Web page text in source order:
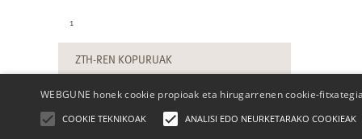
1
ZTH-REN KOPURUAK
WEBGUNE honek cookie propioak eta hirugarrenen cookie-
COOKIE TEKNIKOAK ANALISI EDO NEURKETARAKO COOKIEAK